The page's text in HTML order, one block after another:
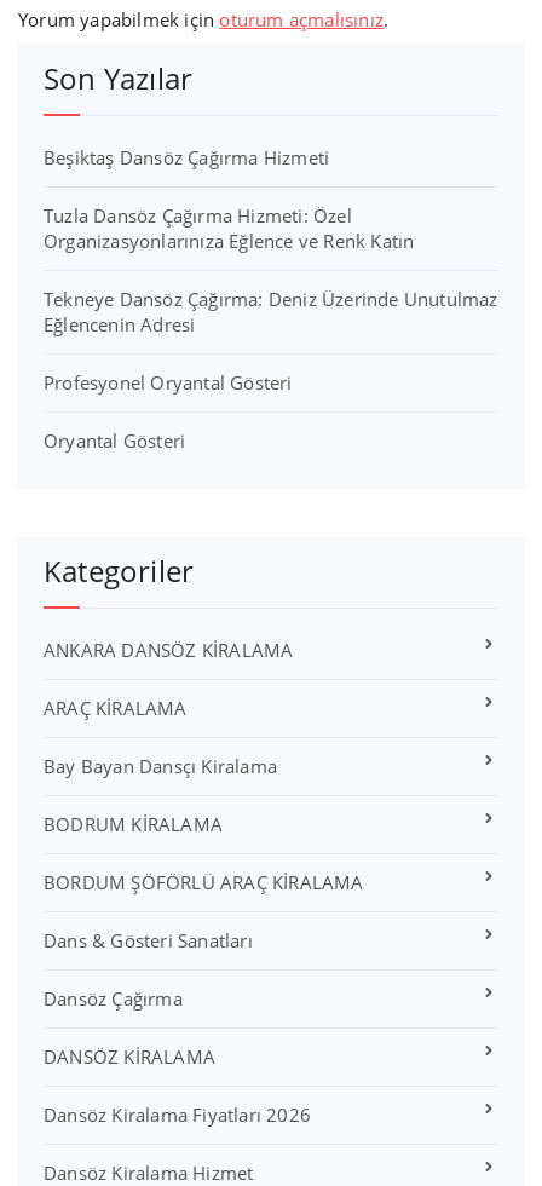
Yorum yapabilmek için oturum açmalısınız.
Son Yazılar
Beşiktaş Dansöz Çağırma Hizmeti
Tuzla Dansöz Çağırma Hizmeti: Özel
Organizasyonlarınıza Eğlence ve Renk Katın
Tekneye Dansöz Çağırma: Deniz Üzerinde Unutulmaz
Eğlencenin Adresi
Profesyonel Oryantal Gösteri
Oryantal Gösteri
Kategoriler
ANKARA DANSÖZ KİRALAMA
ARAÇ KİRALAMA
Bay Bayan Dansçı Kiralama
BODRUM KİRALAMA
BORDUM ŞÖFÖRLÜ ARAÇ KİRALAMA
Dans & Gösteri Sanatları
Dansöz Çağırma
DANSÖZ KİRALAMA
Dansöz Kiralama Fiyatları 2026
Dansöz Kiralama Hizmet